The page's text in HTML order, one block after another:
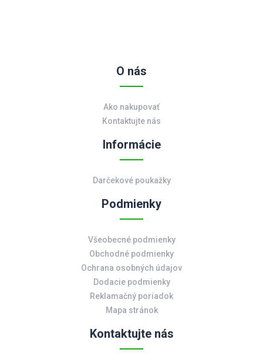
O nás
Ako nakupovať
Kontaktujte nás
Informácie
Darčekové poukažky
Podmienky
Všeobecné podmienky
Obchodné podmienky
Ochrana osobných údajov
Dodacie podmienky
Reklamačný poriadok
Mapa stránok
Kontaktujte nás